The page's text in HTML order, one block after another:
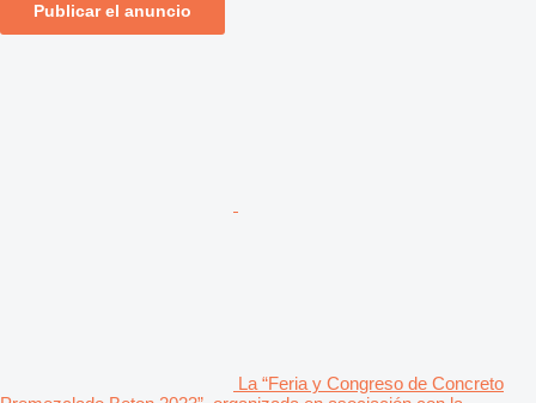
Publicar el anuncio
La “Feria y Congreso de Concreto